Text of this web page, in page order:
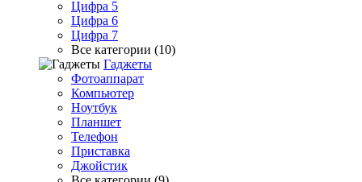
Цифра 5
Цифра 6
Цифра 7
Все категории (10)
Гаджеты
Фотоаппарат
Компьютер
Ноутбук
Планшет
Телефон
Приставка
Джойстик